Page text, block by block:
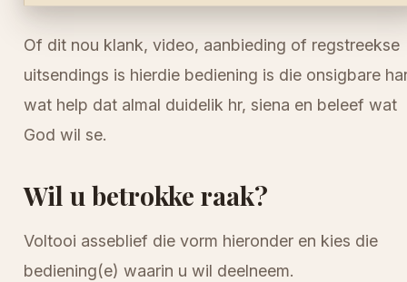
Of dit nou klank, video, aanbieding of regstreekse
uitsendings is hierdie bediening is die onsigbare
wat help dat almal duidelik hr, siena en beleef wat
God wil se.
Wil u betrokke raak?
Voltooi asseblief die vorm hieronder en kies die
bediening(e) waarin u wil deelneem.